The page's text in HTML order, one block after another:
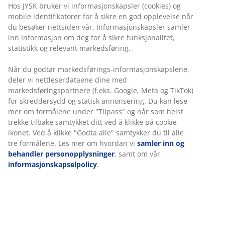
Hos JYSK bruker vi informasjonskapsler (cookies) og
mobile identifikatorer for å sikre en god opplevelse når
du besøker nettsiden vår. Informasjonskapsler samler
inn informasjon om deg for å sikre funksjonalitet,
statistikk og relevant markedsføring.
Når du godtar markedsførings-informasjonskapslene,
deler vi nettleserdataene dine med
markedsføringspartnere (f.eks. Google, Meta og TikTok)
for skreddersydd og statisk annonsering. Du kan lese
mer om formålene under "Tilpass" og når som helst
trekke tilbake samtykket ditt ved å klikke på cookie-
ikonet. Ved å klikke "Godta alle" samtykker du til alle
tre formålene. Les mer om hvordan vi samler inn og
behandler personopplysninger, samt om vår
informasjonskapselpolicy.